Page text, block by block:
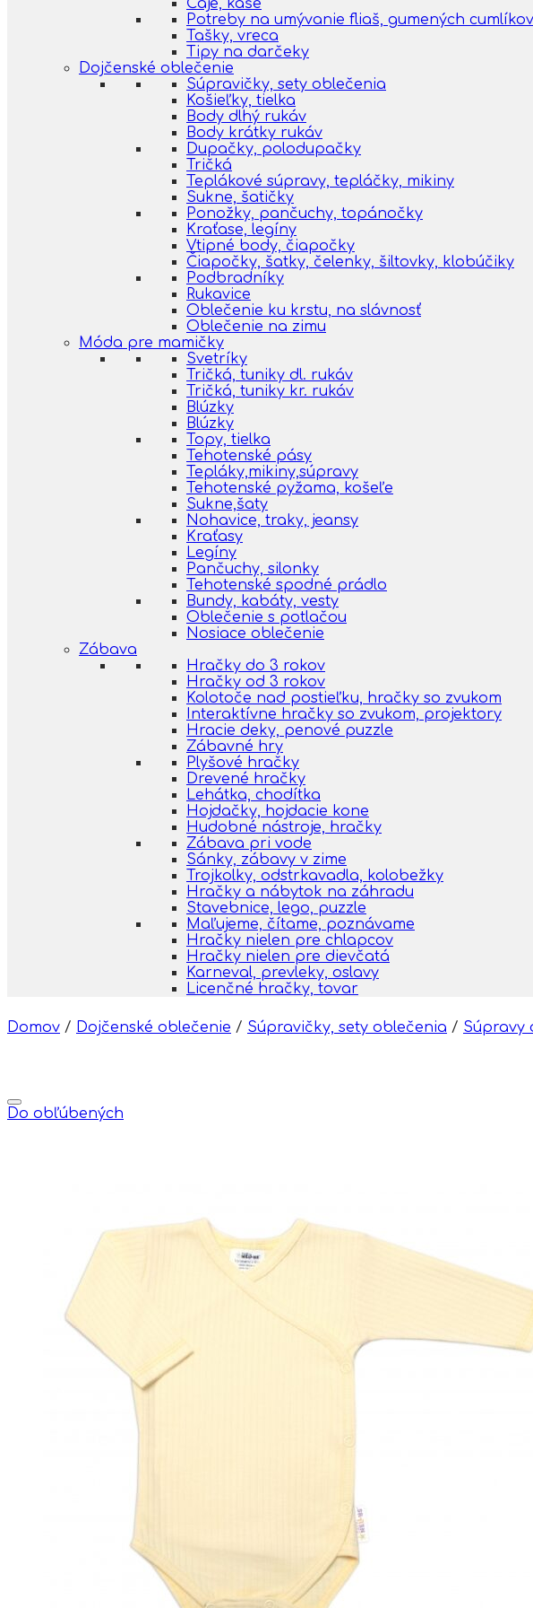
Čaje, kaše
Potreby na umývanie fliaš, gumených cumlíkov
Tašky, vreca
Tipy na darčeky
Dojčenské oblečenie
Súpravičky, sety oblečenia
Košieľky, tielka
Body dlhý rukáv
Body krátky rukáv
Dupačky, polodupačky
Tričká
Teplákové súpravy, tepláčky, mikiny
Sukne, šatičky
Ponožky, pančuchy, topánočky
Kraťase, legíny
Vtipné body, čiapočky
Čiapočky, šatky, čelenky, šiltovky, klobúčiky
Podbradníky
Rukavice
Oblečenie ku krstu, na slávnosť
Oblečenie na zimu
Móda pre mamičky
Svetríky
Tričká, tuniky dl. rukáv
Tričká, tuniky kr. rukáv
Blúzky
Blúzky
Topy, tielka
Tehotenské pásy
Tepláky,mikiny,súpravy
Tehotenské pyžama, košeľe
Sukne,šaty
Nohavice, traky, jeansy
Kraťasy
Legíny
Pančuchy, silonky
Tehotenské spodné prádlo
Bundy, kabáty, vesty
Oblečenie s potlačou
Nosiace oblečenie
Zábava
Hračky do 3 rokov
Hračky od 3 rokov
Kolotoče nad postieľku, hračky so zvukom
Interaktívne hračky so zvukom, projektory
Hracie deky, penové puzzle
Zábavné hry
Plyšové hračky
Drevené hračky
Lehátka, chodítka
Hojdačky, hojdacie kone
Hudobné nástroje, hračky
Zábava pri vode
Sánky, zábavy v zime
Trojkolky, odstrkavadla, kolobežky
Hračky a nábytok na záhradu
Stavebnice, lego, puzzle
Maľujeme, čítame, poznávame
Hračky nielen pre chlapcov
Hračky nielen pre dievčatá
Karneval, prevleky, oslavy
Licenčné hračky, tovar
Domov / Dojčenské oblečenie / Súpravičky, sety oblečenia / Súpravy
Do obľúbených